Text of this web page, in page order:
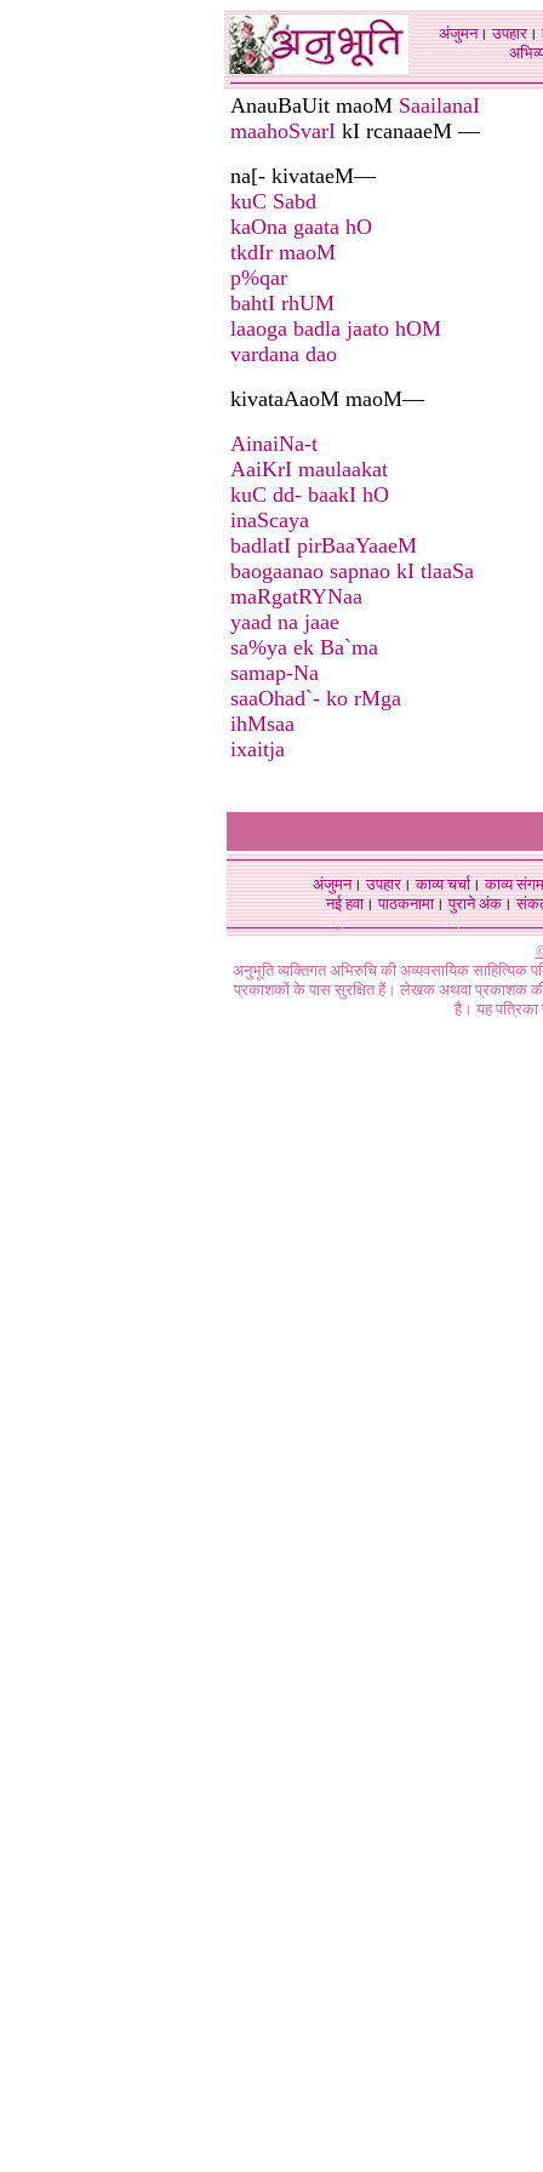
अंजुमन।उपहार।
AnauBaUit maoM SaailanaI
maahoSvarI kI rcanaaeM —
na[- kivataeM—
kuC Sabd
kaOna gaata hO
tkdIr maoM
p%qar
bahtI rhUM
laaoga badla jaato hOM
vardana dao
kivataAaoM maoM—
AinaiNa-t
AaiKrI maulaakat
kuC dd- baakI hO
inaScaya
badlatI pirBaaYaaeM
baogaanao sapnao kI tlaaSa
maRgatRYNaa
yaad na jaae
sa%ya ek Ba`ma
samap-Na
saaOhad`- ko rMga
ihMsaa
ixaitja
अंजुमन।उपहार।काव्य चर्चा।काव्य संगम
नई हवा। पाठकनामा। पुराने अंक।
अनुभूति व्यक्तिगत अभिरुचि की अव्यवसायिक
प्रकाशकों के पास सुरक्षित हैं। लेखक अथवा प्रकाशक की
है। यह पत्रिका